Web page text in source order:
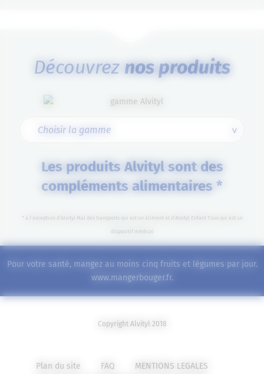
Découvrez nos produits
Les produits Alvityl sont des
compléments alimentaires *
* à l’exception d’Alvityl Mal des transports qui est un aliment et d’Alvityl Enfant Toux qui est un
dispositif médical
Pour votre santé, mangez au moins cinq fruits et légumes par jour.
www.mangerbouger.fr.
Copyright Alvityl 2018
Plan du site FAQ MENTIONS LEGALES